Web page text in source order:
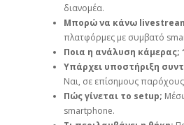
διανομέα.
Μπορώ να κάνω
πλατφόρμες με συμβατό
Ποια η ανάλυση κάμερας;
Υπάρχει υποστήριξη
Ναι, σε επίσημους
Πώς γίνεται το setup;
smartphone.